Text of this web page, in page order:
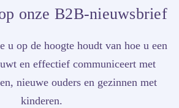
onze B2B-nieuwsbrief
u op de hoogte houdt van hoe u een
en effectief communiceert met
nieuwe ouders en gezinnen met
kinderen.